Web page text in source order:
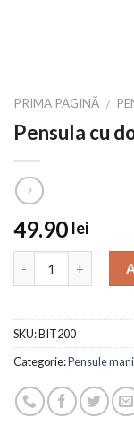
PRIMA PAGINĂ /
Pensula cu
49.90 lei
SKU:BIT200
Categorie:Pensule